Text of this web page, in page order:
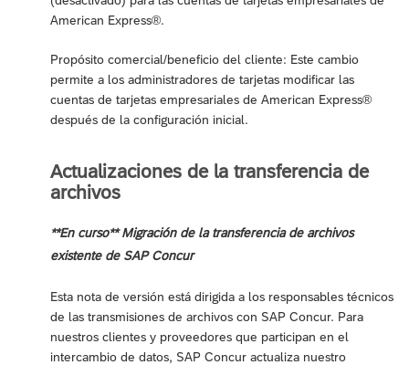
American Express®.
Propósito comercial/beneficio del cliente: Este cambio
permite a los administradores de tarjetas modificar las
cuentas de tarjetas empresariales de American Express®
después de la configuración inicial.
Actualizaciones de la transferencia de
archivos
**En curso** Migración de la transferencia de archivos
existente de SAP Concur
Esta nota de versión está dirigida a los responsables técnicos
de las transmisiones de archivos con SAP Concur. Para
nuestros clientes y proveedores que participan en el
intercambio de datos, SAP Concur actualiza nuestro